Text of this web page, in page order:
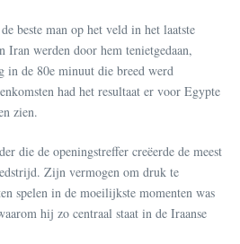
beste man op het veld in het laatste
Iran werden door hem tenietgedaan,
in de 80e minuut die breed werd
had het resultaat er voor Egypte
zien.
die de openingstreffer creëerde de meest
Zijn vermogen om druk te
spelen in de moeilijkste momenten was
hij zo centraal staat in de Iraanse